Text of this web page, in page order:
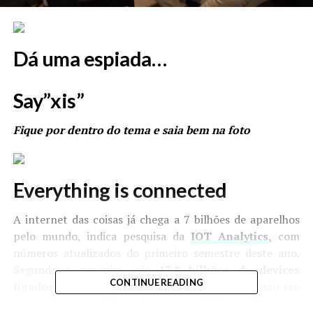
Dá uma espiada…
Say”xis”
Fique por dentro do tema e saia bem na foto
Everything is connected
A internet das coisas já chega a 7 bilhões de aparelhos
pelo mundo, indica pesquisa da IOT Analytics, com
números atualizados do primeiro semestre deste ano.
Segundo a pesquisa, são17,8 bilhões de devices
ligados à internet no mundo,e 39,3% deles não são
CONTINUE READING